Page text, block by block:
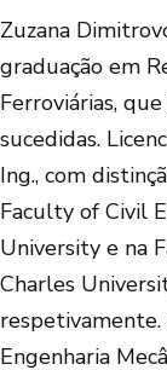
Zuzana
graduação em
Ferroviárias,
sucedidas.
Ing., com
Faculty of Civil
University e na
Charles
Engenharia